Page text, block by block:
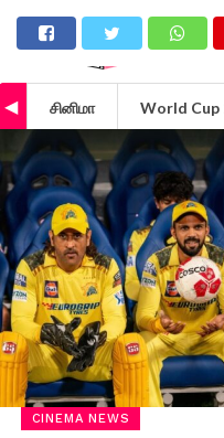
சினிமா World Cup
CINEMA NEWS